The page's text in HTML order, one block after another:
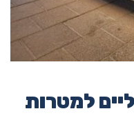
למטרות